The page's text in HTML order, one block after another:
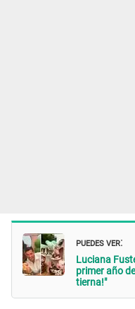
PUEDES VER:
Luciana
primer año
tierna!"